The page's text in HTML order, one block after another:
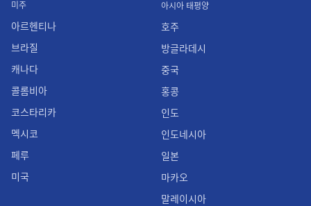
미주
아르헨티나
브라질
캐나다
콜롬비아
코스타리카
멕시코
페루
미국
아시아 태평양
호주
방글라데시
중국
홍콩
인도
인도네시아
일본
마카오
말레이시아